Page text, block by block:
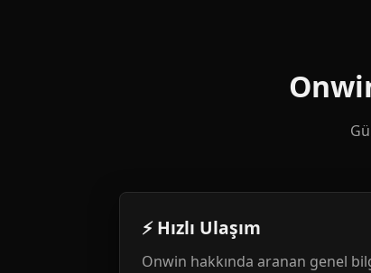
⚡ Hızlı Ulaşım
Onwin hakkında aranan genel